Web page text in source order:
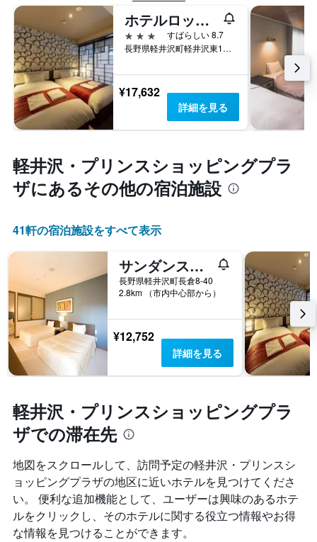
ホテルロッソ軽井沢
3つ星
すばらしい 8.7
長野県軽井沢町軽井沢東154-2
¥17,632
詳細を見る
軽井沢・プリンスショッピングプラ
ザ​にあるその他の宿泊施設
41​軒の宿泊施設をすべて表示
サンダンス・リゾート軽井沢
長野県軽井沢町長倉8-40
2.8km （市内中心部から）
¥12,752
詳細を見る
軽井沢・プリンスショッピングプラ
ザでの滞在先
地図をスクロールして、訪問予定の軽井沢・プリンスシ
ョッピングプラザ​の地区に近いホテルを見つけてくださ
い。 便利な追加機能として、ユーザーは興味のあるホテ
ルをクリックし、そのホテルに関する役立つ情報やお得
な情報を見つけることができます。